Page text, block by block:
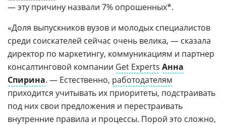
— эту причину назвали 7% опрошенных*.
«Доля выпускников вузов и молодых специалистов
среди соискателей сейчас очень велика, — сказала
директор по маркетингу, коммуникациям и партнер
консалтинговой компании Get Experts Анна
Спирина. — Естественно, работодателям
приходится учитывать их приоритеты, подстраивать
под них свои предложения и перестраивать
внутренние правила и процессы. Порой это сложно,